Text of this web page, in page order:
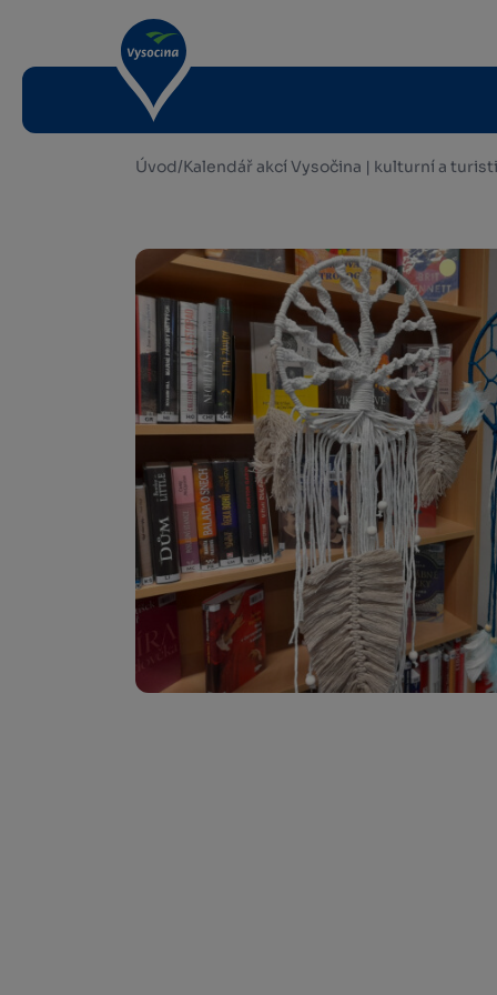
Úvod/Kalendář akcí Vysočina | kulturní a